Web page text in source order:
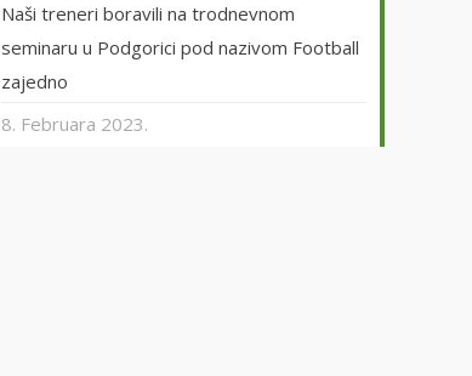
Naši treneri boravili na trodnevnom
seminaru u Podgorici pod nazivom Football
zajedno
8. Februara 2023.